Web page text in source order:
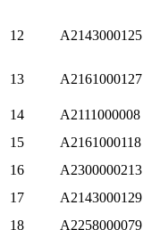
12 A2143000125
13 A2161000127
14 A2111000008
15
A2161000118
16
A2300000213
17
A2143000129
18
A2258000079